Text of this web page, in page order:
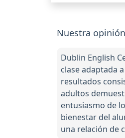
Nuestra
Dublin English
clase adaptada
resultados
adultos
entusiasmo de
bienestar del
una relación de